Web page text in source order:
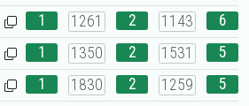
1 1261 2 1143
6
1 1350 2 1531
5
1 1830 2 1259
5